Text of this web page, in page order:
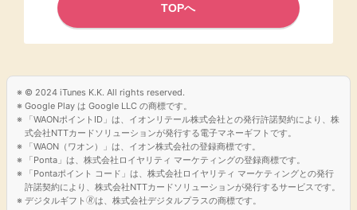
即日還元
アンケート
ゲーム
クレジットカード
暮らし
引っ越し
買取・査定
学び
TOPへ
© 2024 iTunes K.K. All rights reserved.
Google Play は Google LLC の商標です。
「WAONポイントID」は、イオンリテール株式会社との発行許諾契約により、株
式会社NTTカードソリューションが発行する電子マネーギフトです。
「WAON（ワオン）」は、イオン株式会社の登録商標です。
「Ponta」は、株式会社ロイヤリティ マーケティングの登録商標です。
「Pontaポイント コード」は、株式会社ロイヤリティ マーケティングとの発行
許諾契約により、株式会社NTTカードソリューションが発行するサービスです。
デジタルギフト🄬は、株式会社デジタルプラスの商標です。